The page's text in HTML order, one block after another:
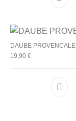
DAUBE PROVENCALE
19,90€